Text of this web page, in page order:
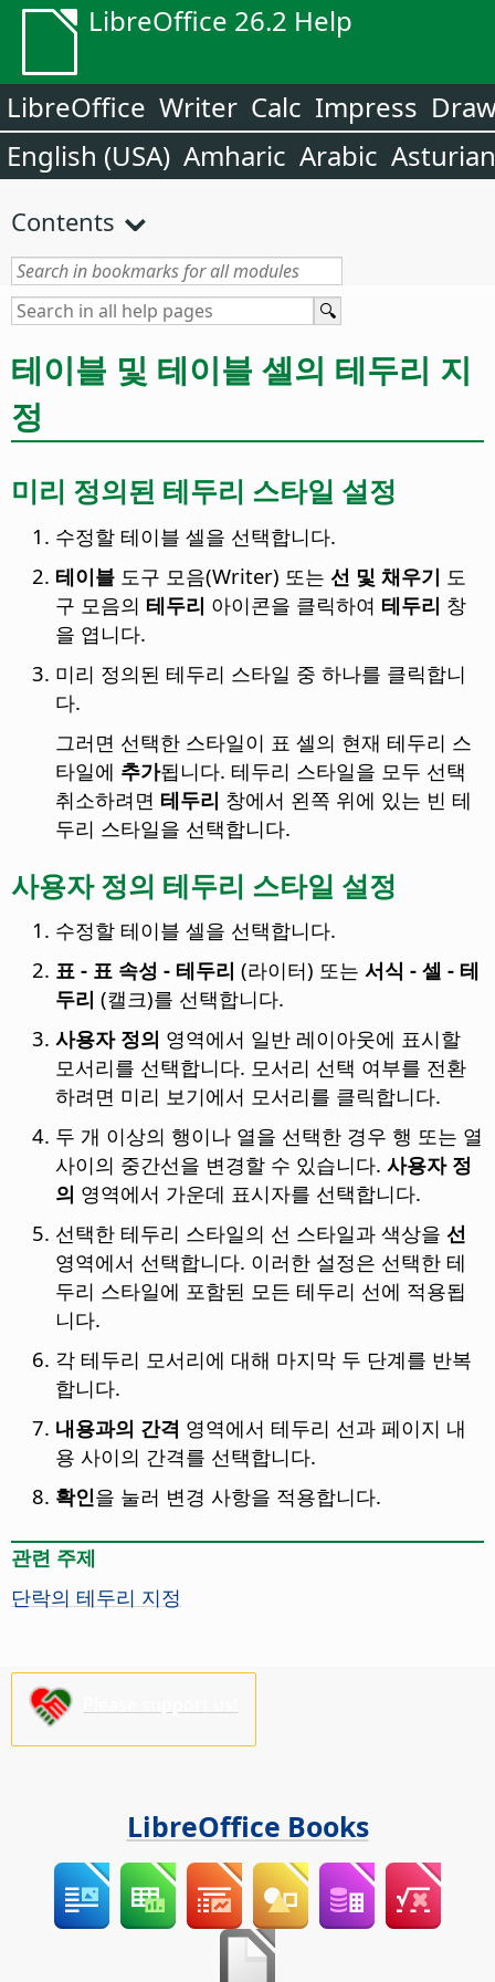
LibreOffice 26.2 Help
LibreOffice Writer Calc Impress
English (USA) Amharic Arabic Asturian
Contents
테이블 및 테이블 셀의 테두리 지
정
미리 정의된 테두리 스타일 설정
수정할 테이블 셀을 선택합니다.
테이블 도구 모음(Writer) 또는 선 및 채우기 도
구 모음의 테두리 아이콘을 클릭하여 테두리 창
을 엽니다.
미리 정의된 테두리 스타일 중 하나를 클릭합니
다.
그러면 선택한 스타일이 표 셀의 현재 테두리 스
타일에 추가됩니다. 테두리 스타일을 모두 선택
취소하려면 테두리 창에서 왼쪽 위에 있는 빈 테
두리 스타일을 선택합니다.
사용자 정의 테두리 스타일 설정
수정할 테이블 셀을 선택합니다.
표 - 표 속성 - 테두리 (라이터) 또는 서식 - 셀 - 테
두리 (캘크)를 선택합니다.
사용자 정의 영역에서 일반 레이아웃에 표시할
모서리를 선택합니다. 모서리 선택 여부를 전환
하려면 미리 보기에서 모서리를 클릭합니다.
두 개 이상의 행이나 열을 선택한 경우 행 또는 열
사이의 중간선을 변경할 수 있습니다. 사용자 정
의 영역에서 가운데 표시자를 선택합니다.
선택한 테두리 스타일의 선 스타일과 색상을 선
영역에서 선택합니다. 이러한 설정은 선택한 테
두리 스타일에 포함된 모든 테두리 선에 적용됩
니다.
각 테두리 모서리에 대해 마지막 두 단계를 반복
합니다.
내용과의 간격 영역에서 테두리 선과 페이지 내
용 사이의 간격를 선택합니다.
확인을 눌러 변경 사항을 적용합니다.
관련 주제
단락의 테두리 지정
LibreOffice Books